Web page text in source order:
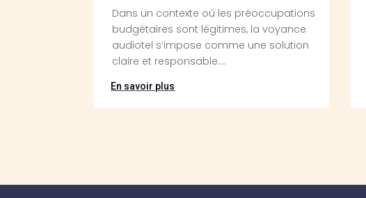
Dans un contexte où les préoccupations
budgétaires sont légitimes, la voyance
audiotel s’impose comme une solution
claire et responsable....
En savoir plus